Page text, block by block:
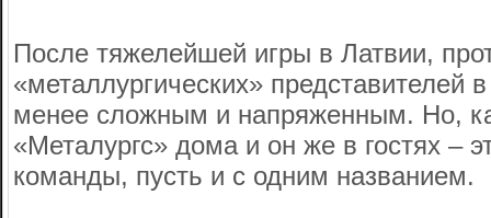
После тяжелейшей игры в Латвии,
«металлургических»
менее сложным и напряженным. Но,
«Металургс» дома и он же в гостях –
команды, пусть и с одним названием.